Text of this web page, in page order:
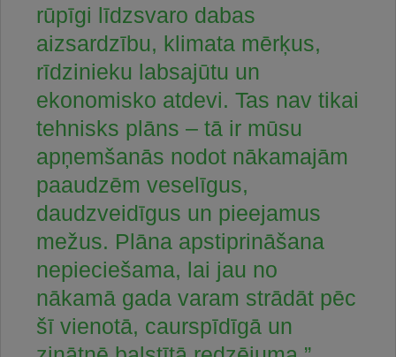
rūpīgi līdzsvaro dabas
aizsardzību, klimata mērķus,
rīdzinieku labsajūtu un
ekonomisko atdevi. Tas nav tikai
tehnisks plāns – tā ir mūsu
apņemšanās nodot nākamajām
paaudzēm veselīgus,
daudzveidīgus un pieejamus
mežus. Plāna apstiprināšana
nepieciešama, lai jau no
nākamā gada varam strādāt pēc
šī vienotā, caurspīdīgā un